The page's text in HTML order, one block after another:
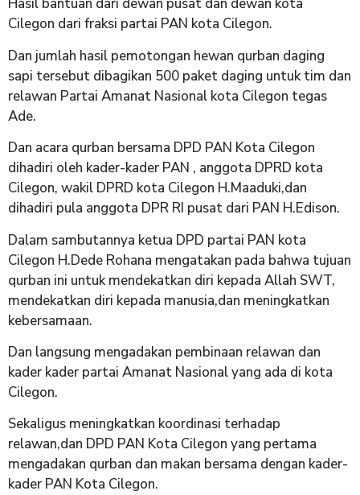
Hasil bantuan dari dewan pusat dan dewan kota
Cilegon dari fraksi partai PAN kota Cilegon.
Dan jumlah hasil pemotongan hewan qurban daging
sapi tersebut dibagikan 500 paket daging untuk tim dan
relawan Partai Amanat Nasional kota Cilegon tegas
Ade.
Dan acara qurban bersama DPD PAN Kota Cilegon
dihadiri oleh kader-kader PAN , anggota DPRD kota
Cilegon, wakil DPRD kota Cilegon H.Maaduki,dan
dihadiri pula anggota DPR RI pusat dari PAN H.Edison.
Dalam sambutannya ketua DPD partai PAN kota
Cilegon H.Dede Rohana mengatakan pada bahwa tujuan
qurban ini untuk mendekatkan diri kepada Allah SWT,
mendekatkan diri kepada manusia,dan meningkatkan
kebersamaan.
Dan langsung mengadakan pembinaan relawan dan
kader kader partai Amanat Nasional yang ada di kota
Cilegon.
Sekaligus meningkatkan koordinasi terhadap
relawan,dan DPD PAN Kota Cilegon yang pertama
mengadakan qurban dan makan bersama dengan kader-
kader PAN Kota Cilegon.